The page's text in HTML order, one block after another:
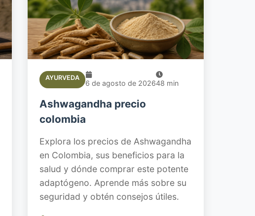
AYURVEDA
6 de agosto de 202648 min
Ashwagandha precio
colombia
Explora los precios de Ashwagandha
en Colombia, sus beneficios para la
salud y dónde comprar este potente
adaptógeno. Aprende más sobre su
seguridad y obtén consejos útiles.